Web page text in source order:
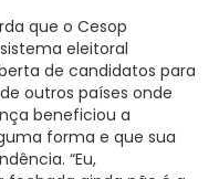
que o Cesop
eleitoral
de candidatos para
outros países onde
beneficiou a
forma e que sua
“Eu,